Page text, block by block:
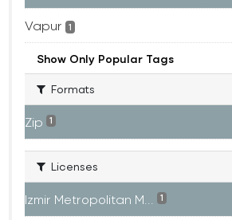
Vapur 1
Show Only Popular Tags
Formats
Zip 1
Licenses
Izmir Metropolitan M... 1